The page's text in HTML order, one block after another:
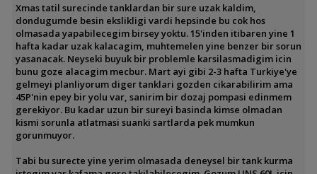
Xmas tatil surecinde tanklardan bir sure uzak kaldim,
dondugumde besin ekslikligi vardi hepsinde bu cok hos
olmasada yapabilecegim birsey yoktu. 15'inden itibaren yine 1
hafta kadar uzak kalacagim, muhtemelen yine benzer bir sorun
yasanacak. Neyseki buyuk bir problemle karsilasmadigim icin
bunu goze alacagim mecbur. Mart ayi gibi 2-3 hafta Turkiye'ye
gelmeyi planliyorum diger tanklari gozden cikarabilirim ama
45P'nin epey bir yolu var, sanirim bir dozaj pompasi edinmem
gerekiyor. Bu kadar uzun bir sureyi basinda kimse olmadan
kismi sorunla atlatmasi suanki sartlarda pek mumkun
gorunmuyor.
Tabi bu surecte yine yerim olmasada deneysel bir tank kurma